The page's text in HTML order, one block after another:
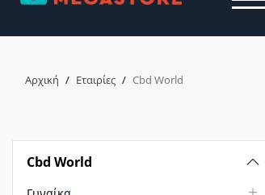
Αρχική / Εταιρίες / Cbd World
Cbd World